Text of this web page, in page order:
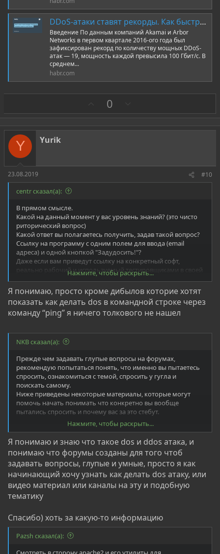
DDoS-атаки ставят рекорды. Как быстро и дешево защитить свой бизнес?
Введение По данным компаний Akamai и Arbor
Networks в первом квартале 2016-ого года был
зафиксирован рекорд по количеству мощных DDoS-
атак — 19, мощность каждой превысила 100 Гбит/с. В
среднем...
habr.com
а
0
р
о
Y Yurik
23.08.2019 #10
centr сказал(а):
В прямом смысле.
Какой на данный момент у вас уровень знаний? (это чисто
риторический вопрос)
Какой ответ вы полагаетесь получить, задав такой вопрос?
Ссылку на программу с одним полем для ввода (email
адреса) и одной кнопкой "Задудосить!"?
Даже если вам приведут ссылку на конкретный софт,
реально рабочий и используемый тестировщиками в своей
работе, возможно даже включённый в пакет
предустановленых программ таких диструбитивов как kali
Linux(даже с развёрнутыми инструкциями по
использованию), вы все равно не сможете им
воспользоваться.
что софт нерабочий.
В вашем случае будет проще обратиться к гуглу, найти там
софт, скачать, запустить, по улыбаться чувствуя волнения от
ложного мнения что "хакель" , а после всем сообщить как
вы:
Мега крутым софтом потому что вы "хакель".
P. S. Простите меня граждане участники за столь грубый
стёб, но по другому ни как не получиться объяснить
человеку о его ложном представление по данному вопросу.
Нажмите, чтобы раскрыть...
Я понимаю, просто кроме дибылов которие хотят
показать как делать dos в командной строке через
команду “ping” я ничего толкового не нашел
NKB сказал(а):
Прежде чем задавать глупые вопросы на форумах,
рекомендую попытаться понять, что именно вы пытаетесь
спросить, ознакомиться с темой, спросить у гугла и
поискать самому.
Ниже приведены некоторые материалы, которые могут
помочь начать понимать что конкретно вы вообще
пытались спросить и почему вас за это стебут.
DoS-атака — Википедия
ru.wikipedia.org
Losst - Linux Open Source Software Technologies
Losst - Linux Open Source Software Technologies
losst.ru
Заголовки новостей сегодня пестрят
сообщениями о DDoS-атаках (Distributed Denial
of Service). Распределенным атакам «отказ в
организации, присутствующие в интернете....
Нажмите, чтобы раскрыть...
Я понимаю и знаю что такое dos и ddos атака, и
понимаю что форумы созданы для того чтоб
задавать вопросы, глупые и умные, просто я как
начинающий хочу узнать как делать dos атаку, или
видео материал или каналы на эту и подобную
тематику
Спасибо) хоть за какую-то информацию
Pazsh сказал(а):